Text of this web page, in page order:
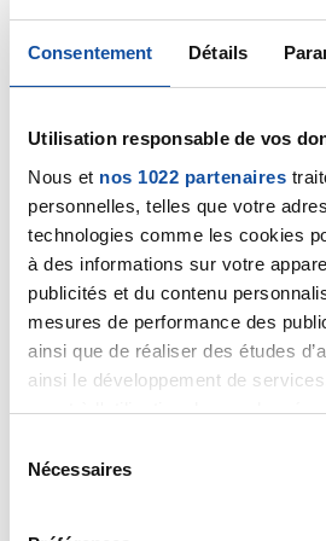
Consentement Détails
Utilisation responsable de vos
Nous et nos 1022 partenaires
personnelles, telles que votre
technologies comme les cookies
à des informations sur votre
publicités et du contenu
mesures de performance des
ainsi que de réaliser des études
ainsi le développement de
quant à l'utilisation de vos
tout moment en consultant la
cookies ou en cliquant sur l'icône
Nécessaires
Caroline54
18/09/2024 - 22:53
C’est provqué et parfois
L’écoulement est clair. Les
échographie, cytologie sont
tous les 2 ans. J’ai 51 ans et je
depuis l’âge de 43 ans. J’espère
fera la même découverte que
perpective de la pyramidectomie